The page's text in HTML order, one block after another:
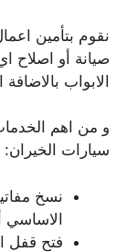
نقوم بتأمين
صيانة أو اصلاح
الابواب
و من اهم
سيارات الخيران:
نسخ
الاساسي
فتح قفل